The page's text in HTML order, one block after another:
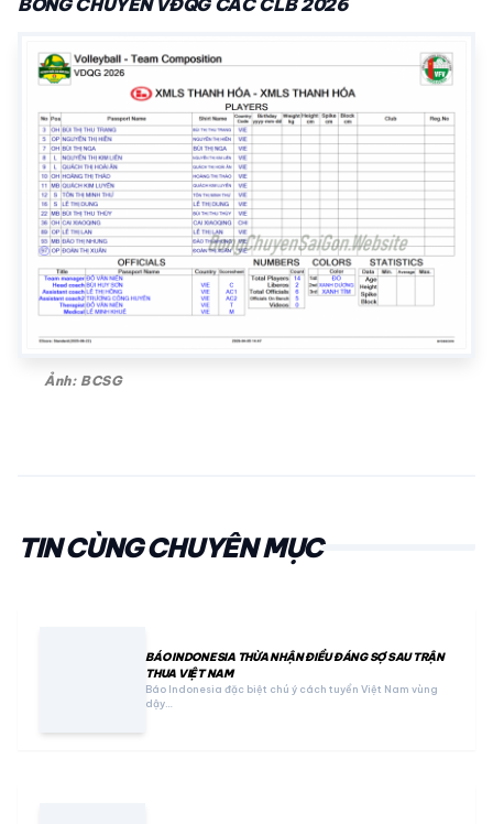
BÓNG CHUYỀN VĐQG CÁC CLB 2026
Ảnh: BCSG
TIN CÙNG CHUYÊN MỤC
BÁO INDONESIA THỪA NHẬN ĐIỀU ĐÁNG SỢ SAU TRẬN
THUA VIỆT NAM
Báo Indonesia đặc biệt chú ý cách tuyển Việt Nam vùng
dậy…